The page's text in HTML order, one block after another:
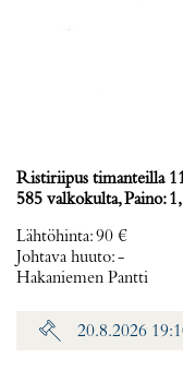
Ristiriipus timanteilla
585 valkokulta, Paino:
Lähtöhinta:90 €
Johtava huuto:-
Hakaniemen Pantti
20.8.2026